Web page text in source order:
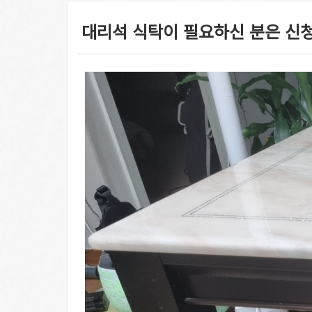
대리석 식탁이 필요하신 분은 신